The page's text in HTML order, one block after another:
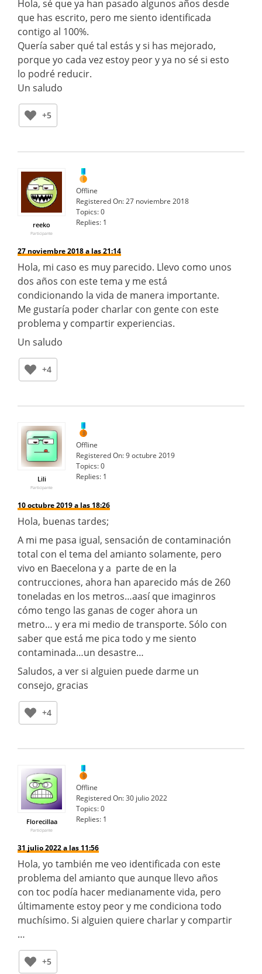
Hola, sé que ya han pasado algunos años desde
que has escrito, pero me siento identificada
contigo al 100%.
Quería saber qué tal estás y si has mejorado,
porque yo cada vez estoy peor y ya no sé si esto
lo podré reducir.
Un saludo
+5
reeko
Participante
Offline
Registered On:27 noviembre 2018
Topics:0
Replies: 1
27 noviembre 2018 a las 21:14
Hola, mi caso es muy parecido. Llevo como unos
dos años con este tema y me está
condicionando la vida de manera importante.
Me gustaría poder charlar con gente con este
problema y compartir experiencias.
Un saludo
+4
Lili
Participante
Offline
Registered On:9 octubre 2019
Topics:0
Replies: 1
10 octubre 2019 a las 18:26
Hola, buenas tardes;
A mi me pasa igual, sensación de contaminación
total con el tema del amianto solamente, pero
vivo en Baecelona y a parte de en la
contrucciones, ahora han aparecido más de 260
toneladas en los metros…aasí que imaginros
cómo tengo las ganas de coger ahora un
metro… y era mi medio de transporte. Sólo con
saber que está me pica todo y me siento
contaminada…un desastre…
Saludos, a ver si alguien puede darme un
consejo, gracias
+4
Florecillaa
Participante
Offline
Registered On:30 julio 2022
Topics:0
Replies: 1
31 julio 2022 a las 11:56
Hola, yo también me veo identificada con este
problema del amianto que aunque llevo años
con toc podía hacer medianamente vida, pero
últimamente estoy peor y me condiciona todo
muchísimo. Si alguien quiere charlar y compartir
…
+5